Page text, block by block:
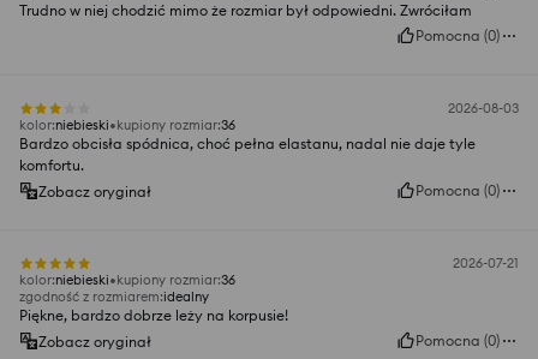
Trudno w niej chodzić mimo że rozmiar był odpowiedni. Zwróciłam
Pomocna (0)
2026-08-03
kolor:niebieski kupiony rozmiar:36
Bardzo obcisła spódnica, choć pełna elastanu, nadal nie daje tyle
komfortu.
Zobacz oryginał
Pomocna (0)
2026-07-21
kolor:niebieski kupiony rozmiar:36
zgodność z rozmiarem:idealny
Piękne, bardzo dobrze leży na korpusie!
Zobacz oryginał
Pomocna (0)